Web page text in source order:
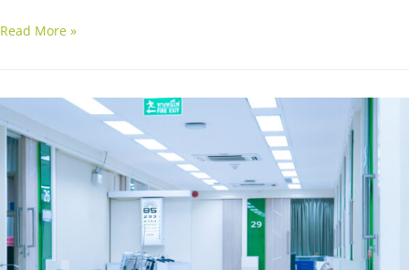
Read More »